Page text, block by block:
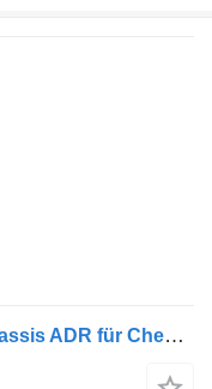
Schwarzmüller kurzes 3- Achs Chassis ADR für Chemie Spezialbehäl kurzes 3- Ach